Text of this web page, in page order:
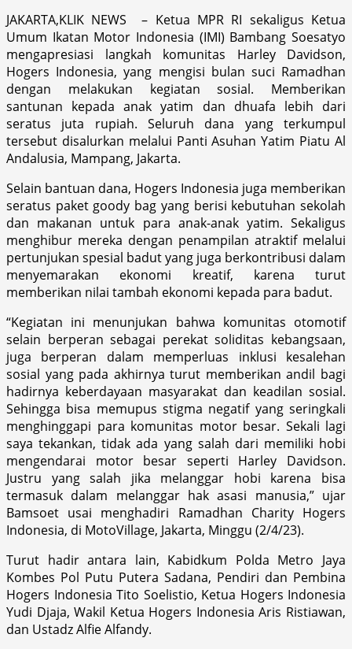
JAKARTA,KLIK NEWS – Ketua MPR RI sekaligus Ketua
Umum Ikatan Motor Indonesia (IMI) Bambang Soesatyo
mengapresiasi langkah komunitas Harley Davidson,
Hogers Indonesia, yang mengisi bulan suci Ramadhan
dengan melakukan kegiatan sosial. Memberikan
santunan kepada anak yatim dan dhuafa lebih dari
seratus juta rupiah. Seluruh dana yang terkumpul
tersebut disalurkan melalui Panti Asuhan Yatim Piatu Al
Andalusia, Mampang, Jakarta.
Selain bantuan dana, Hogers Indonesia juga memberikan
seratus paket goody bag yang berisi kebutuhan sekolah
dan makanan untuk para anak-anak yatim. Sekaligus
menghibur mereka dengan penampilan atraktif melalui
pertunjukan spesial badut yang juga berkontribusi dalam
menyemarakan ekonomi kreatif, karena turut
memberikan nilai tambah ekonomi kepada para badut.
“Kegiatan ini menunjukan bahwa komunitas otomotif
selain berperan sebagai perekat soliditas kebangsaan,
juga berperan dalam memperluas inklusi kesalehan
sosial yang pada akhirnya turut memberikan andil bagi
hadirnya keberdayaan masyarakat dan keadilan sosial.
Sehingga bisa memupus stigma negatif yang seringkali
menghinggapi para komunitas motor besar. Sekali lagi
saya tekankan, tidak ada yang salah dari memiliki hobi
mengendarai motor besar seperti Harley Davidson.
Justru yang salah jika melanggar hobi karena bisa
termasuk dalam melanggar hak asasi manusia,” ujar
Bamsoet usai menghadiri Ramadhan Charity Hogers
Indonesia, di MotoVillage, Jakarta, Minggu (2/4/23).
Turut hadir antara lain, Kabidkum Polda Metro Jaya
Kombes Pol Putu Putera Sadana, Pendiri dan Pembina
Hogers Indonesia Tito Soelistio, Ketua Hogers Indonesia
Yudi Djaja, Wakil Ketua Hogers Indonesia Aris Ristiawan,
dan Ustadz Alfie Alfandy.